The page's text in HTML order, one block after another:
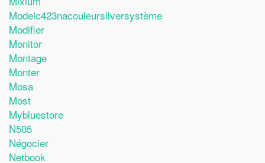
Modelc423nacouleursilversystème
Modifier
Monitor
Montage
Monter
Mosa
Most
Mybluestore
N505
Négocier
Netbook